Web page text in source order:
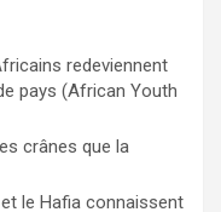
redeviennent
pays (African Youth
crânes que la
le Hafia connaissent